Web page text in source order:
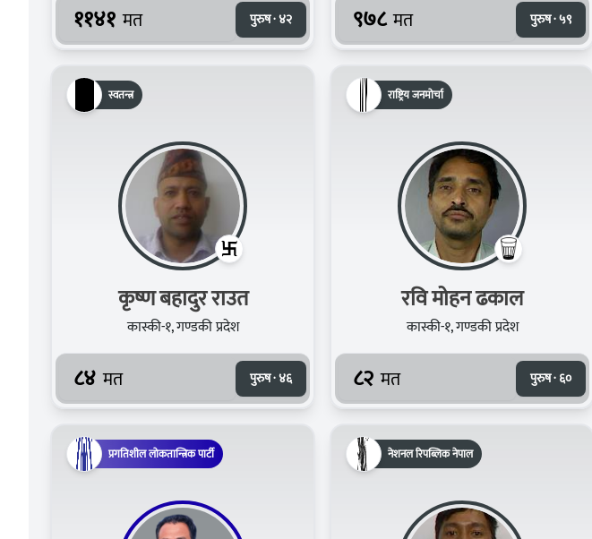
११४१ मत पुरुष · ४२ ९७८ मत पुरुष · ५९
स्वतन्त्र
कृष्ण बहादुर राउत
कास्की-१, गण्डकी प्रदेश
८४ मत पुरुष · ४६
राष्ट्रिय जनमोर्चा
रवि मोहन ढकाल
कास्की-१, गण्डकी प्रदेश
८२ मत पुरुष · ६०
प्रगतिशील लोकतान्त्रिक पार्टी नेशनल रिपब्लिक नेपाल